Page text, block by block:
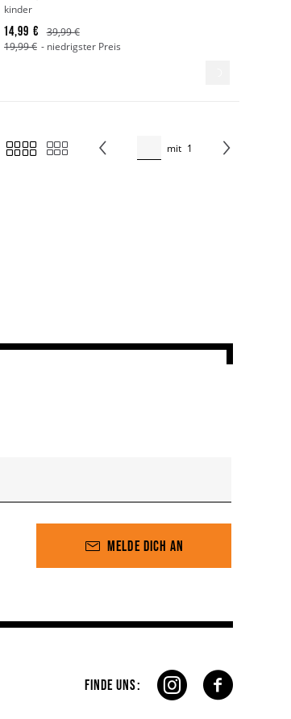
kinder
14,99 €
39,99 €
19,99 € - niedrigster Preis
mit 1
MELDE DICH AN
FINDE UNS: